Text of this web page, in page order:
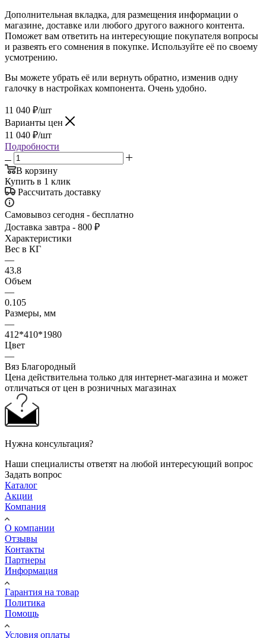
Дополнительная вкладка, для размещения информации о
магазине, доставке или любого другого важного контента.
Поможет вам ответить на интересующие покупателя вопросы
и развеять его сомнения в покупке. Используйте её по своему
усмотрению.
Вы можете убрать её или вернуть обратно, изменив одну
галочку в настройках компонента. Очень удобно.
11 040 ₽/шт
Варианты цен
11 040 ₽/шт
Подробности
В корзину
Купить в 1 клик
Рассчитать доставку
Самовывоз сегодня - бесплатно
Доставка завтра - 800 ₽
Характеристики
Вес в КГ
—
43.8
Объем
—
0.105
Размеры, мм
—
412*410*1980
Цвет
—
Вяз Благородный
Цена действительна только для интернет-магазина и может
отличаться от цен в розничных магазинах
Нужна консультация?
Наши специалисты ответят на любой интересующий вопрос
Задать вопрос
Каталог
Акции
Компания
О компании
Отзывы
Контакты
Партнеры
Информация
Гарантия на товар
Политика
Помощь
Условия оплаты